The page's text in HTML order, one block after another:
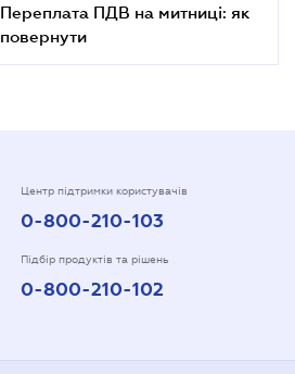
Переплата ПДВ на митниці: як
повернути
Центр підтримки користувачів
0-800-210-103
Підбір продуктів та рішень
0-800-210-102